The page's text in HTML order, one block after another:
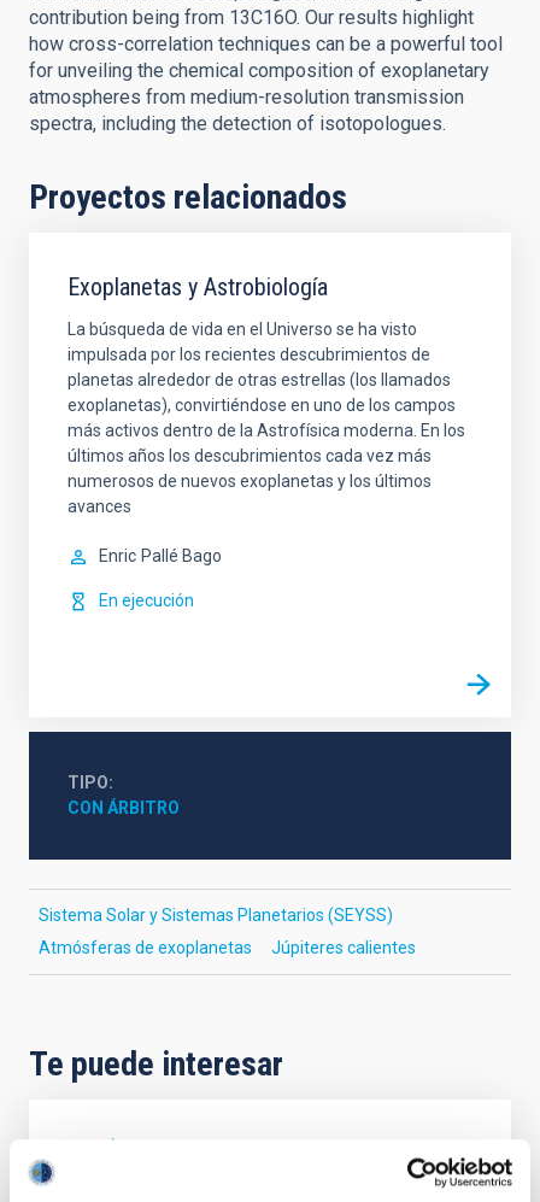
contribution being from 13C16O. Our results highlight
how cross-correlation techniques can be a powerful tool
for unveiling the chemical composition of exoplanetary
atmospheres from medium-resolution transmission
spectra, including the detection of isotopologues.
Proyectos relacionados
Exoplanetas y Astrobiología
La búsqueda de vida en el Universo se ha visto
impulsada por los recientes descubrimientos de
planetas alrededor de otras estrellas (los llamados
exoplanetas), convirtiéndose en uno de los campos
más activos dentro de la Astrofísica moderna. En los
últimos años los descubrimientos cada vez más
numerosos de nuevos exoplanetas y los últimos
avances
Enric Pallé Bago
En ejecución
TIPO
CON ÁRBITRO
Sistema Solar y Sistemas Planetarios (SEYSS)
Atmósferas de exoplanetas
Júpiteres calientes
Te puede interesar